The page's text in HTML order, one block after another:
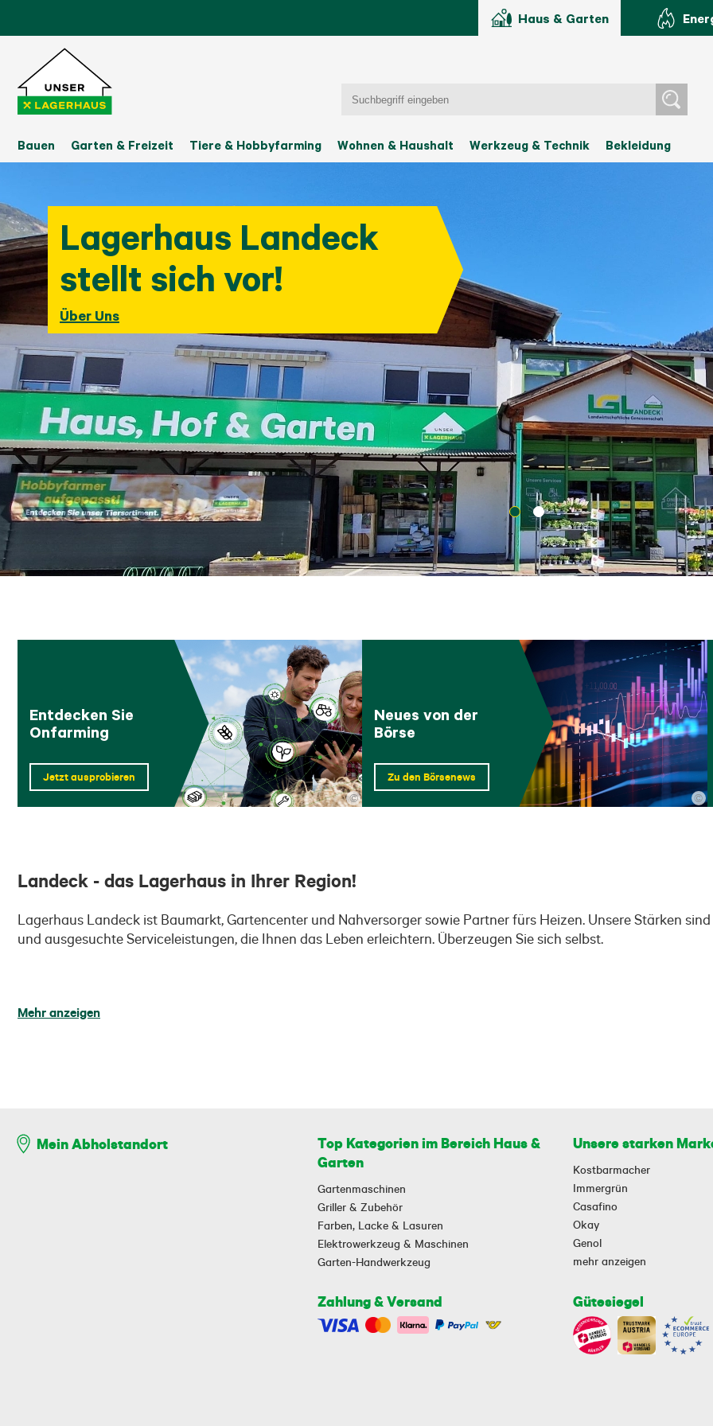
Haus & Garten
Bauen Garten & Freizeit Tiere & Hobbyfarming Wohnen & Haushalt Werkzeug & Technik Bekleidung
Lagerhaus Landeck
stellt sich vor!
Über Uns
Entdecken Sie
Onfarming
Jetzt ausprobieren
©
Neues von der
Börse
Zu den Börsenews
©
Landeck - das Lagerhaus in Ihrer Region!
Lagerhaus Landeck ist Baumarkt, Gartencenter und Nahversorger sowie Partner fürs Heizen. Unsere Stärken
und ausgesuchte Serviceleistungen, die Ihnen das Leben erleichtern. Überzeugen Sie sich selbst.
Mehr anzeigen
Mein Abholstandort
Top Kategorien im Bereich Haus &
Garten
Gartenmaschinen
Griller & Zubehör
Farben, Lacke & Lasuren
Elektrowerkzeug & Maschinen
Garten-Handwerkzeug
Unsere starken
Kostbarmacher
Immergrün
Casafino
Okay
Genol
mehr anzeigen
Zahlung & Versand Gütesiegel